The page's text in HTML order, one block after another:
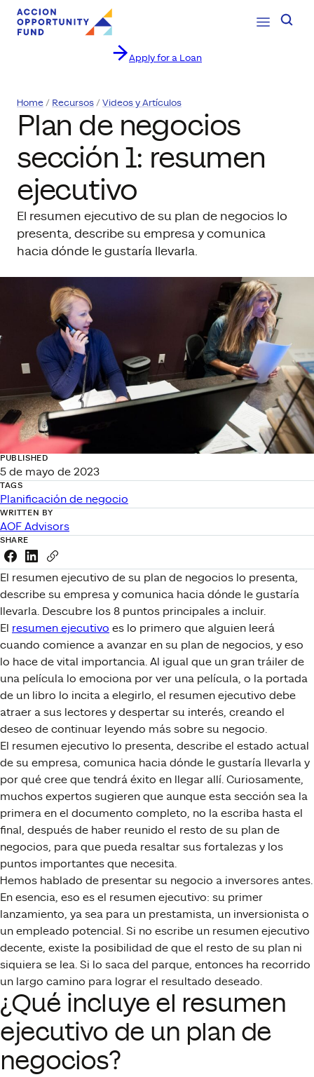
Apply for a Loan
Open
Home Recursos Videos y Artículos
Plan de negocios
sección 1: resumen
ejecutivo
El resumen ejecutivo de su plan de negocios lo
presenta, describe su empresa y comunica
hacia dónde le gustaría llevarla.
PUBLISHED
5 de mayo de 2023
TAGS
Planificación de negocio
WRITTEN BY
AOF Advisors
SHARE
Share this link on Facebook
Share this link on LinkedIn
Copy a link to your clipboard
El resumen ejecutivo de su plan de negocios lo presenta,
describe su empresa y comunica hacia dónde le gustaría
llevarla. Descubre los 8 puntos principales a incluir.
El resumen ejecutivo es lo primero que alguien leerá
cuando comience a avanzar en su plan de negocios, y eso
lo hace de vital importancia. Al igual que un gran tráiler de
una película lo emociona por ver una película, o la portada
de un libro lo incita a elegirlo, el resumen ejecutivo debe
atraer a sus lectores y despertar su interés, creando el
deseo de continuar leyendo más sobre su negocio.
El resumen ejecutivo lo presenta, describe el estado actual
de su empresa, comunica hacia dónde le gustaría llevarla y
por qué cree que tendrá éxito en llegar allí. Curiosamente,
muchos expertos sugieren que aunque esta sección sea la
primera en el documento completo, no la escriba hasta el
final, después de haber reunido el resto de su plan de
negocios, para que pueda resaltar sus fortalezas y los
puntos importantes que necesita.
Hemos hablado de presentar su negocio a inversores antes.
En esencia, eso es el resumen ejecutivo: su primer
lanzamiento, ya sea para un prestamista, un inversionista o
un empleado potencial. Si no escribe un resumen ejecutivo
decente, existe la posibilidad de que el resto de su plan ni
siquiera se lea. Si lo saca del parque, entonces ha recorrido
un largo camino para lograr el resultado deseado.
¿Qué incluye el resumen
ejecutivo de un plan de
negocios?